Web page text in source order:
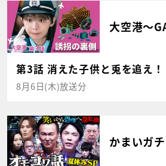
大空港～
第3話 消えた子供と兎を追え！
8月6日(木)放送分
かまいガチ